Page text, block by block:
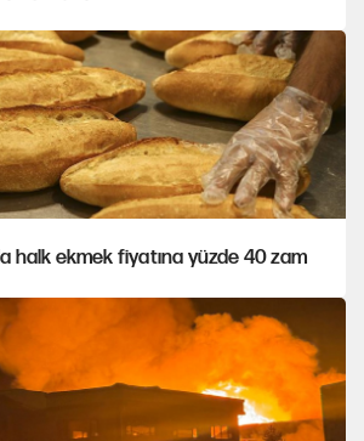
halk ekmek fiyatına yüzde 40 zam